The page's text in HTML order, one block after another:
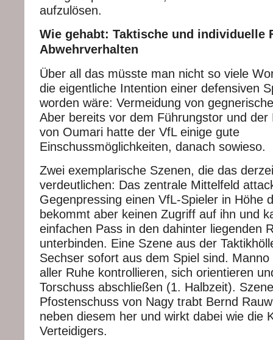
aufzulösen.
Wie gehabt: Taktische und individuelle
Abwehrverhalten
Über all das müsste man nicht so viele
die eigentliche Intention einer defensiven
worden wäre: Vermeidung von
Aber bereits vor dem Führungstor und der
von Oumari hatte der VfL einige gute
Einschussmöglichkeiten, danach sowieso.
Zwei exemplarische Szenen, die das
verdeutlichen: Das zentrale Mittelfeld
Gegenpressing einen VfL-Spieler in Höhe
bekommt aber keinen Zugriff auf ihn und
einfachen Pass in den dahinter liegenden
unterbinden. Eine Szene aus der
Sechser sofort aus dem Spiel sind.
aller Ruhe kontrollieren, sich orientieren
Torschuss abschließen (1. Halbzeit).
Pfostenschuss von Nagy trabt Bernd
neben diesem her und wirkt dabei wie die
Verteidigers.